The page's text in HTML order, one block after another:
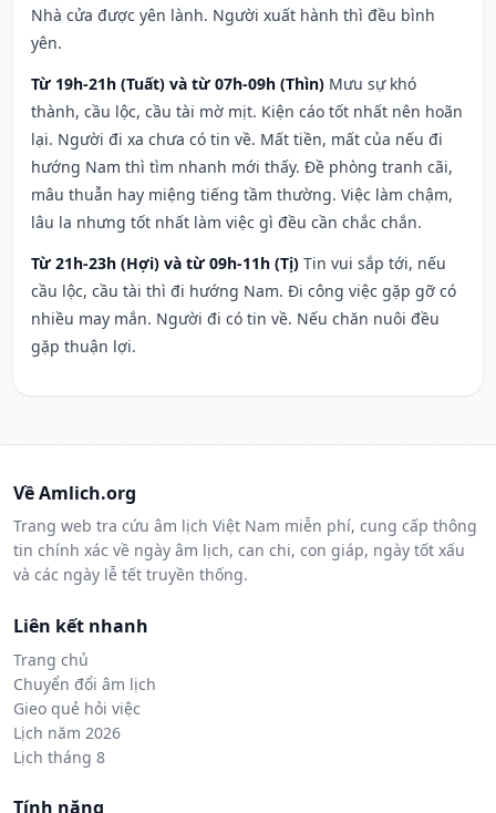
Nhà cửa được yên lành. Người xuất hành thì đều bình
yên.
Từ 19h-21h (Tuất) và từ 07h-09h (Thìn) Mưu sự khó
thành, cầu lộc, cầu tài mờ mịt. Kiện cáo tốt nhất nên hoãn
lại. Người đi xa chưa có tin về. Mất tiền, mất của nếu đi
hướng Nam thì tìm nhanh mới thấy. Đề phòng tranh cãi,
mâu thuẫn hay miệng tiếng tầm thường. Việc làm chậm,
lâu la nhưng tốt nhất làm việc gì đều cần chắc chắn.
Từ 21h-23h (Hợi) và từ 09h-11h (Tị) Tin vui sắp tới, nếu
cầu lộc, cầu tài thì đi hướng Nam. Đi công việc gặp gỡ có
nhiều may mắn. Người đi có tin về. Nếu chăn nuôi đều
gặp thuận lợi.
Về Amlich.org
Trang web tra cứu âm lịch Việt Nam miễn phí, cung cấp thông
tin chính xác về ngày âm lịch, can chi, con giáp, ngày tốt xấu
và các ngày lễ tết truyền thống.
Liên kết nhanh
Trang chủ
Chuyển đổi âm lịch
Gieo quẻ hỏi việc
Lịch năm 2026
Lịch tháng 8
Tính năng